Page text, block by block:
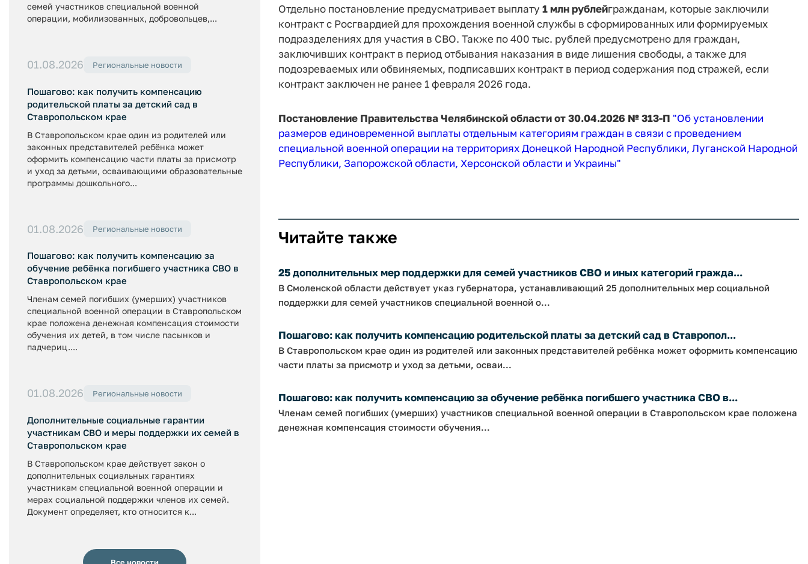
семей участников специальной военной
операции, мобилизованных, добровольцев,...
01.08.2026 Региональные новости
Пошагово: как получить компенсацию
родительской платы за детский сад в
Ставропольском крае
В Ставропольском крае один из родителей или
законных представителей ребёнка может
оформить компенсацию части платы за присмотр
и уход за детьми, осваивающими образовательные
программы дошкольного...
01.08.2026 Региональные новости
Пошагово: как получить компенсацию за
обучение ребёнка погибшего участника СВО в
Ставропольском крае
Членам семей погибших (умерших) участников
специальной военной операции в Ставропольском
крае положена денежная компенсация стоимости
обучения их детей, в том числе пасынков и
падчериц....
01.08.2026 Региональные новости
Дополнительные социальные гарантии
участникам СВО и меры поддержки их семей в
Ставропольском крае
В Ставропольском крае действует закон о
дополнительных социальных гарантиях
участникам специальной военной операции и
мерах социальной поддержки членов их семей.
Документ определяет, кто относится к...
Отдельно постановление предусматривает выплату 1 млн рублейгражданам, которые заключили
контракт с Росгвардией для прохождения военной службы в сформированных или формируемых
подразделениях для участия в СВО. Также по 400 тыс. рублей предусмотрено для граждан,
заключивших контракт в период отбывания наказания в виде лишения свободы, а также для
подозреваемых или обвиняемых, подписавших контракт в период содержания под стражей, если
контракт заключен не ранее 1 февраля 2026 года.
Постановление Правительства Челябинской области от 30.04.2026 № 313-П "Об установлении
размеров единовременной выплаты отдельным категориям граждан в связи с проведением
специальной военной операции на территориях Донецкой Народной Республики, Луганской Народной
Республики, Запорожской области, Херсонской области и Украины"
Читайте также
25 дополнительных мер поддержки для семей участников СВО и иных категорий гражда...
В Смоленской области действует указ губернатора, устанавливающий 25 дополнительных мер социальной
поддержки для семей участников специальной военной о...
Пошагово: как получить компенсацию родительской платы за детский сад в Ставропол...
В Ставропольском крае один из родителей или законных представителей ребёнка может оформить компенсацию
части платы за присмотр и уход за детьми, осваи...
Пошагово: как получить компенсацию за обучение ребёнка погибшего участника СВО в...
Членам семей погибших (умерших) участников специальной военной операции в Ставропольском крае положена
денежная компенсация стоимости обучения...